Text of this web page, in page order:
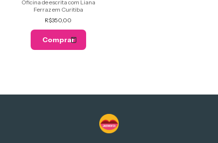
Oficina de escrita com Liana
Ferraz em Curitiba
R$350,00